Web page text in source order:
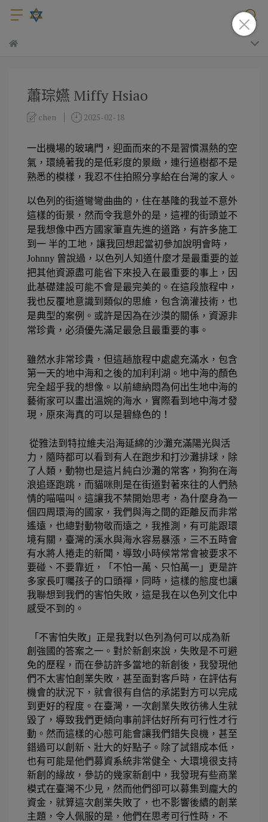
蕭琮嬿 Miffy Hsiao
chen 2025-02-18
一出機場的玻璃門，迎面而來的不是習慣濕熱的空
氣，環繞著我的是低彩度的景緻，連行道樹都不是
熟悉的模樣，我忍不住拍照分享給在台灣的家人。
以色列的街道彎彎曲曲的，住在基隆的我並不意外
這樣的街景，然而令我意外的是，這裡的街頭並不
是我想像中西方國家筆直先進的道路，有許多施工
到一 半的工地，讓我回想起當初參加說明會時，
Johnny 曾說過，以色列人知道什麼才是最重要的並
把其他資源盡可能省下來投入在最重要的事上，因
此基礎建設可能不會是最完美的。在這段旅程中，
我也反覆地意識到類似的思維，包含滴灌技術，也
是典型的案例。或許是因為在沙漠的關係，資源非
常珍貴，必須優先滿足最急且最重要的事。
雖然水非常珍貴，但這趟旅程中處處充滿水，包含
第一天的地中海和之後的加利利湖。地中海的顏色
完全超乎我的想像。以前總納悶為何出生地中海的
藝術家可以畫出溫婉的海水，實際看到地中海才發
現，原來海真的可以是碧綠色的！
從雅法到特拉維夫沿海延綿的沙灘充滿陽光與活
力，隨時都可以看到有人在跑步和打沙灘排球，除
了人類，動物也是這片純白沙灘的常客，狗狗在海
浪追逐跑跳，而貓咪則是在街道對著來往的人們熱
情的喵喵叫。這讓我不禁開始思考，為什麼身為一
個四周環海的國家，我們與海之間的距離反而非常
遙遠，也總對動物敬而遠之，我推測，有可能跟環
境有關，臺灣的溪水與海水容易暴漲，三不五時會
有水將人捲走的新聞，導致小時候常常會被要求不
要碰、不要靠近，「不怕一萬、只怕萬一」更是許
多家長叮囑孩子的口頭禪，同時，這樣的態度也讓
我聯想到我們的害怕失敗，這是我在以色列文化中
感受不到的。
「不害怕失敗」正是我對以色列為何可以成為新
創強國的答案之一。對於新創來說，失敗是不可避
免的歷程，而在參訪許多當地的新創後，我發現他
們不太害怕創業失敗，甚至面對客戶時，在評估有
機會的狀況下，就會很有自信的承諾對方可以完成
到更好的程度。在臺灣，一次創業失敗彷彿人生就
毀了，導致我們更傾向事前評估好所有可行性才行
動。然而這樣的心態可能會讓我們錯失良機，甚至
錯過可以創新、壯大的好點子。除了試錯成本低，
也有可能是他們募資系統非常健全、大環境很支持
新創的緣故，參訪的幾家新創中，我發現有些商業
模式在臺灣不少見，然而他們卻可以募集到龐大的
資金，就算這次創業失敗了，也不影響後續的創業
主題，令人佩服的是，他們在思考可行性時，不